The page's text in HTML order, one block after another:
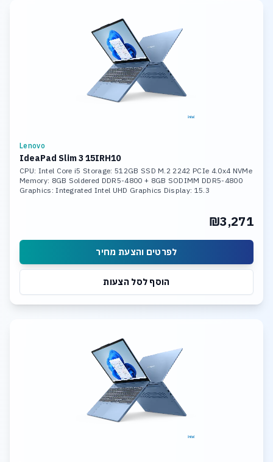
Lenovo
IdeaPad Slim 3 15IRH10
CPU: Intel Core i5 Storage: 512GB SSD M.2 2242 PCIe 4.0x4 NVMe
Memory: 8GB Soldered DDR5-4800 + 8GB SODIMM DDR5-4800
Graphics: Integrated Intel UHD Graphics Display: 15.3
₪3,271
לפרטים והצעת מחיר
הוסף לסל הצעות